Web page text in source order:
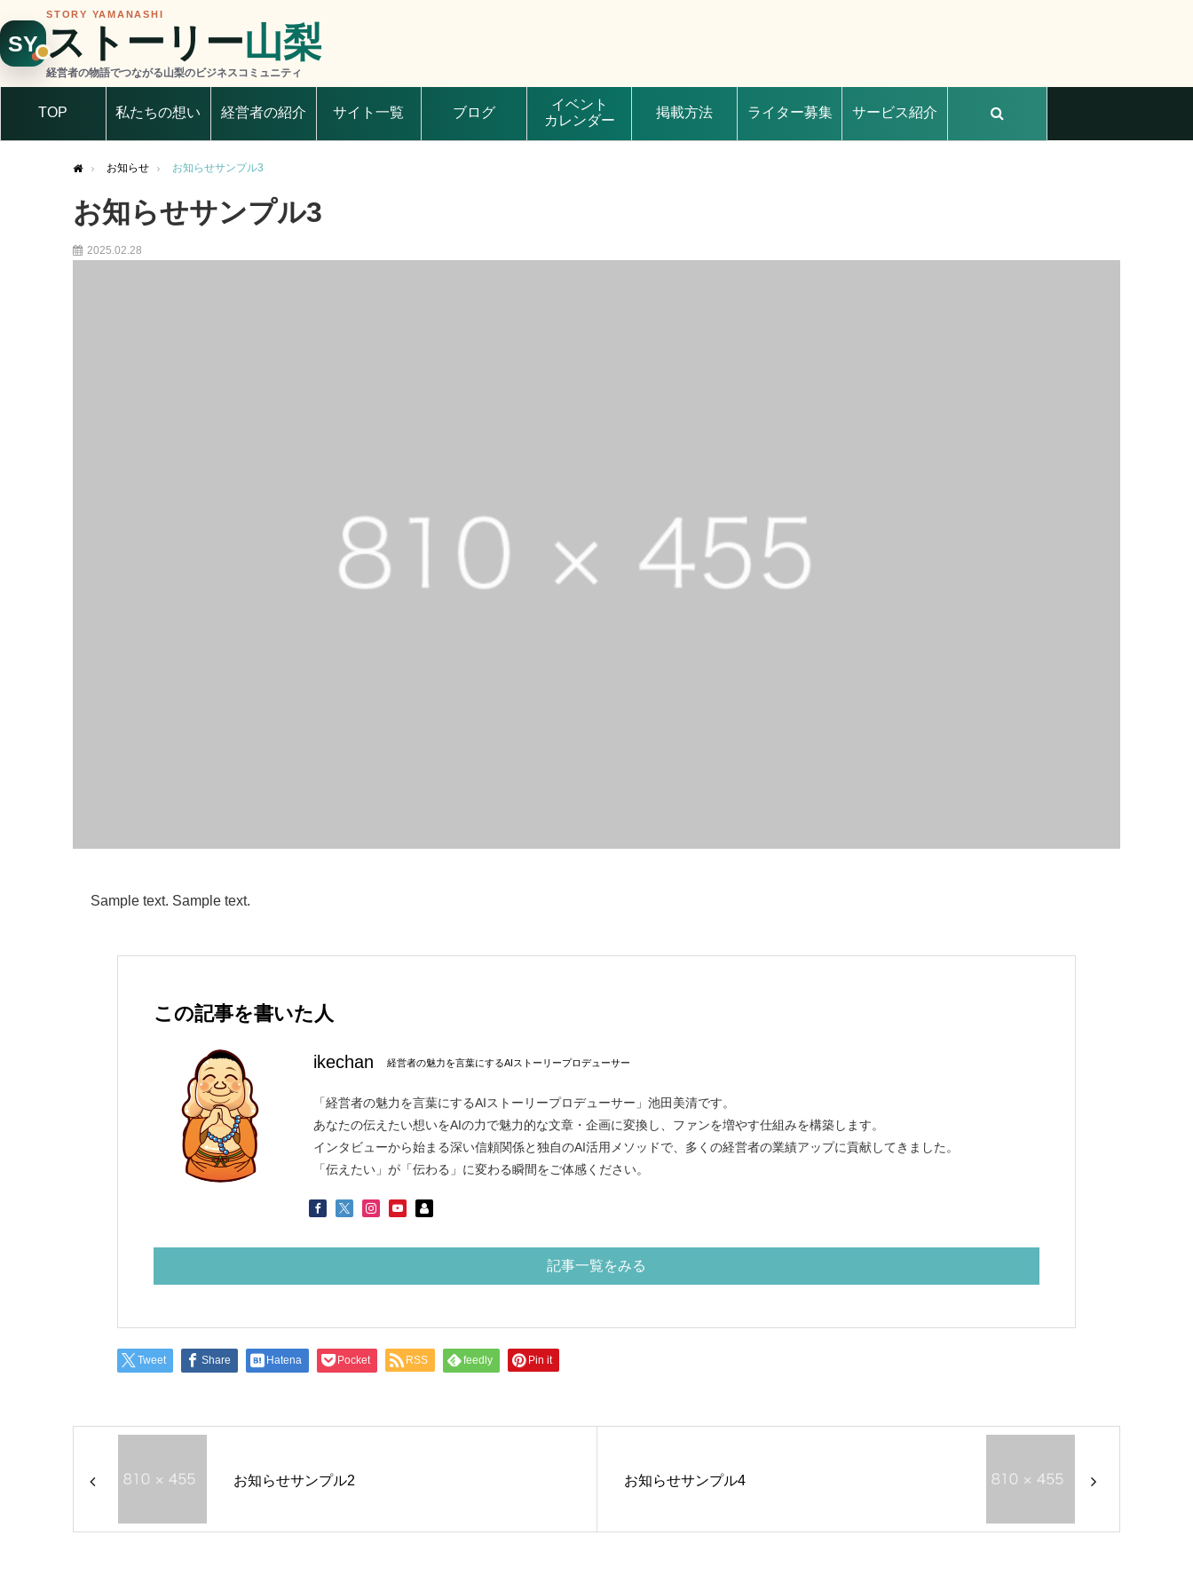
SY
STORY YAMANASHI
ストーリー山梨
経営者の物語でつながる山梨のビジネスコミュニティ
TOP 私たちの想い 経営者の紹介 サイト一覧 ブログ
イベント
カレンダー
掲載方法 ライター募集 サービス紹介
お知らせ お知らせサンプル3
お知らせサンプル3
2025.02.28
Sample text. Sample text.
この記事を書いた人
ikechan 経営者の魅力を言葉にするAIストーリープロデューサー
「経営者の魅力を言葉にするAIストーリープロデューサー」池田美清です。
あなたの伝えたい想いをAIの力で魅力的な文章・企画に変換し、ファンを増やす仕組みを構築します。
インタビューから始まる深い信頼関係と独自のAI活用メソッドで、多くの経営者の業績アップに貢献してきました。
「伝えたい」が「伝わる」に変わる瞬間をご体感ください。
記事一覧をみる
Tweet Share Hatena Pocket RSS feedly Pin it
お知らせサンプル2 お知らせサンプル4